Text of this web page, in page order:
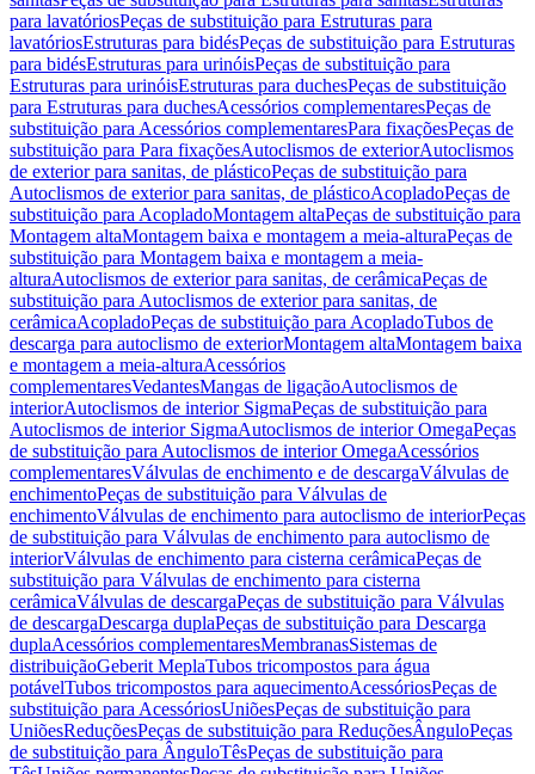
para lavatóriosPeças de substituição para Estruturas para
lavatóriosEstruturas para bidésPeças de substituição para Estruturas
para bidésEstruturas para urinóisPeças de substituição para
Estruturas para urinóisEstruturas para duchesPeças de substituição
para Estruturas para duchesAcessórios complementaresPeças de
substituição para Acessórios complementaresPara fixaçõesPeças de
substituição para Para fixaçõesAutoclismos de exteriorAutoclismos
de exterior para sanitas, de plásticoPeças de substituição para
Autoclismos de exterior para sanitas, de plásticoAcopladoPeças de
substituição para AcopladoMontagem altaPeças de substituição para
Montagem altaMontagem baixa e montagem a meia-alturaPeças de
substituição para Montagem baixa e montagem a meia-
alturaAutoclismos de exterior para sanitas, de cerâmicaPeças de
substituição para Autoclismos de exterior para sanitas, de
cerâmicaAcopladoPeças de substituição para AcopladoTubos de
descarga para autoclismo de exteriorMontagem altaMontagem baixa
e montagem a meia-alturaAcessórios
complementaresVedantesMangas de ligaçãoAutoclismos de
interiorAutoclismos de interior SigmaPeças de substituição para
Autoclismos de interior SigmaAutoclismos de interior OmegaPeças
de substituição para Autoclismos de interior OmegaAcessórios
complementaresVálvulas de enchimento e de descargaVálvulas de
enchimentoPeças de substituição para Válvulas de
enchimentoVálvulas de enchimento para autoclismo de interiorPeças
de substituição para Válvulas de enchimento para autoclismo de
interiorVálvulas de enchimento para cisterna cerâmicaPeças de
substituição para Válvulas de enchimento para cisterna
cerâmicaVálvulas de descargaPeças de substituição para Válvulas
de descargaDescarga duplaPeças de substituição para Descarga
duplaAcessórios complementaresMembranasSistemas de
distribuiçãoGeberit MeplaTubos tricompostos para água
potávelTubos tricompostos para aquecimentoAcessóriosPeças de
substituição para AcessóriosUniõesPeças de substituição para
UniõesReduçõesPeças de substituição para ReduçõesÂnguloPeças
de substituição para ÂnguloTêsPeças de substituição para